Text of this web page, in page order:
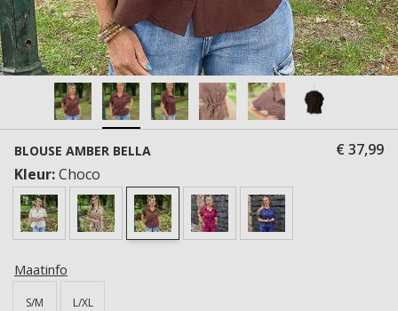
BLOUSE AMBER BELLA
€ 37,99
Kleur:Choco
Maatinfo
S/M L/XL